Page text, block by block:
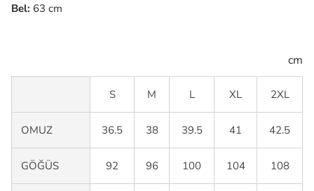
Bel: 63 cm
cm
S M L XL 2XL
OMUZ 36.5 38 39.5 41 42.5
GÖĞÜS 92 96 100 104 108